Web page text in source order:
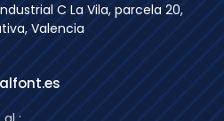
C La Vila, parcela 20,
Valencia